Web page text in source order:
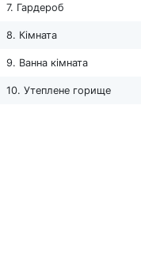
7. Гардероб
8. Кімната
9. Ванна кімната
10. Утеплене горище